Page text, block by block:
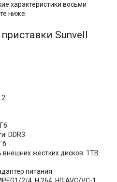
характеристики восьми
ниже.
Sunvell
DDR3
жестких дисков: 1TB
питания